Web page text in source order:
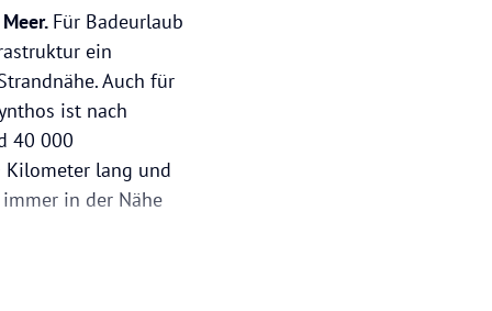
Für Badeurlaub
ein
Auch für
ist nach
40 000
Kilometer lang und
in der Nähe